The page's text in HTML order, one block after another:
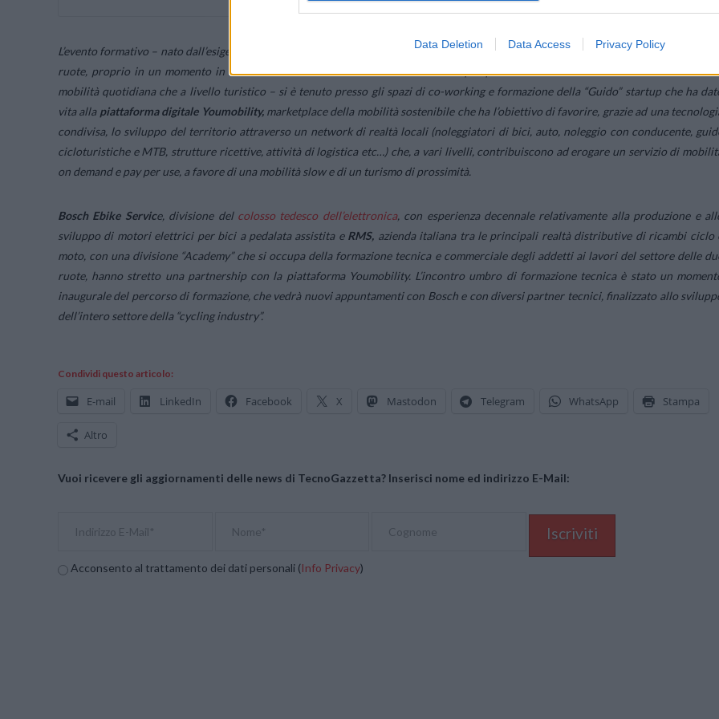
Data Deletion Data Access Privacy Policy
DI ALTA FORMAZIONE RIVOLTO AGLI SPECIALISTI DEL MONDO DELLE DUE RUOTE
L’evento formativo – nato dall’esigenza di creare servizi di eccellenza legati all’assistenza ed al noleggio nell’ambito del mondo delle due
ruote, proprio in un momento in cui la mobilità ciclistica sta diffondendosi sempre più come alternativa sostenibile sia a livello
mobilità quotidiana che a livello turistico– si è tenuto presso gli spazi di co-working e formazione della “Guido” startup che ha
vita alla piattaforma digitale Youmobility,marketplace della mobilità sostenibile che ha l’obiettivo di favorire, grazie ad una
condivisa, lo sviluppo del territorio attraverso un network di realtà locali (noleggiatori di bici, auto, noleggio con conducente,
cicloturistiche e MTB, strutture ricettive, attività di logistica etc…) che, a vari livelli, contribuiscono ad erogare un servizio di
on demand e pay per use, a favore di una mobilità slow e di un turismo di prossimità.
Bosch Ebike Service, divisione del colosso tedesco dell’elettronica, con esperienza decennale relativamente alla produzione e
sviluppo di motori elettrici per bici a pedalata assistita e RMS, azienda italiana tra le principali realtà distributive di ricambi ciclo
moto, con una divisione “Academy” che si occupa della formazione tecnica e commerciale degli addetti ai lavori del settore delle
ruote, hanno stretto una partnership con la piattaforma Youmobility. L’incontro umbro di formazione tecnica è stato un
inaugurale del percorso di formazione, che vedrà nuovi appuntamenti con Bosch e con diversi partner tecnici, finalizzato allo
dell’intero settore della “cycling industry”.
Condividi questo articolo:
E-mail LinkedIn Facebook X Mastodon Telegram WhatsApp Stampa
Altro
Vuoi ricevere gli aggiornamenti delle news di TecnoGazzetta? Inserisci nome ed indirizzo E-Mail:
Acconsento al trattamento dei dati personali (Info Privacy)